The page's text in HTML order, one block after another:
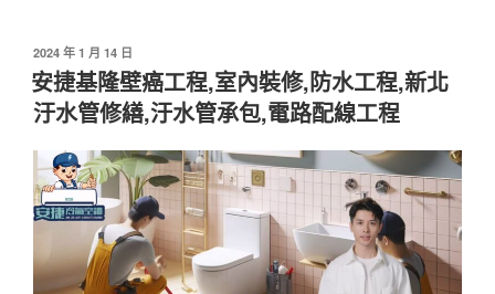
發
佈
於
2024 年 1 月 14 日
安捷基隆壁癌工程,室內裝修,防水工程,新北
汙水管修繕,汙水管承包,電路配線工程